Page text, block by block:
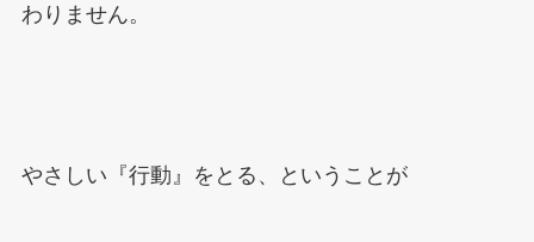
わりません。
やさしい『行動』をとる、ということが